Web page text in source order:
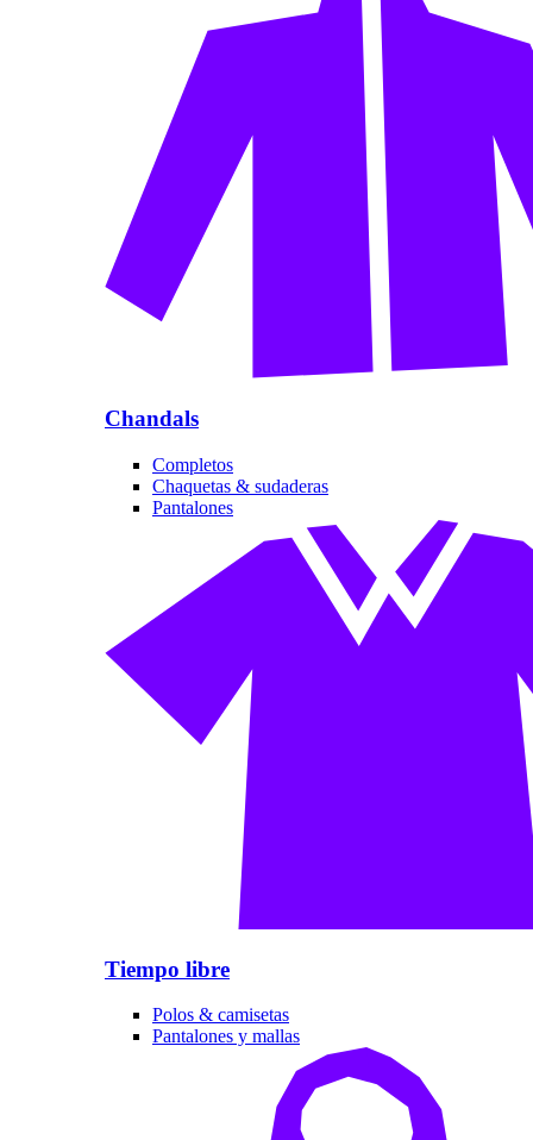
Chandals
Completos
Chaquetas & sudaderas
Pantalones
Tiempo libre
Polos & camisetas
Pantalones y mallas